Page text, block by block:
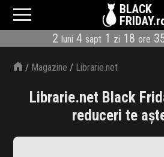
BLACK
2 luni 4 sapt 1 zi 18 ore
CATEGORII
MAGAZINE
ÎNSCRIE MAGAZIN
LIVE BLOG
/ Magazine / Librarie.net
Librarie.net Black
reduceri te